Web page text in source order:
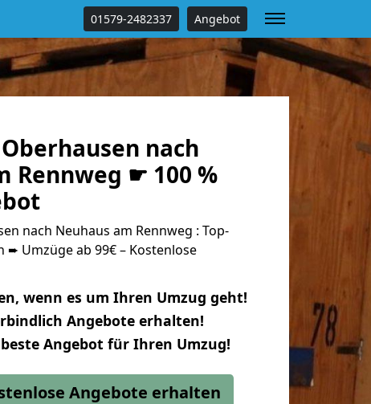
01579-2482337 Angebot
nach
Rennweg ☛ 100 %
nach Neuhaus am Rennweg : Top-
Umzüge ab 99€ – Kostenlose
wenn es um Ihren Umzug geht!
Angebote erhalten!
beste Angebot für Ihren Umzug!
Angebote erhalten